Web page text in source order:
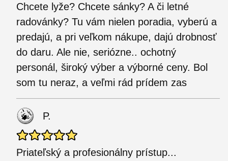
Chcete lyže? Chcete sánky? A či letné
radovánky? Tu vám nielen poradia, vyberú a
predajú, a pri veľkom nákupe, dajú drobnosť
do daru. Ale nie, seriózne.. ochotný
personál, široký výber a výborné ceny. Bol
som tu neraz, a veľmi rád prídem zas
P.
Priateľský a profesionálny prístup...